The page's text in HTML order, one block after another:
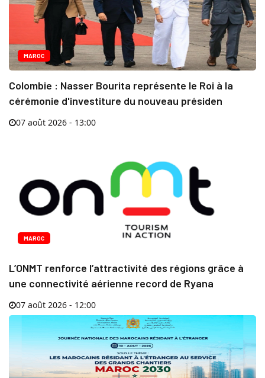
MAROC
Colombie : Nasser Bourita représente le Roi à la
cérémonie d'investiture du nouveau présiden
07 août 2026 - 13:00
MAROC
L’ONMT renforce l’attractivité des régions grâce à
une connectivité aérienne record de Ryana
07 août 2026 - 12:00